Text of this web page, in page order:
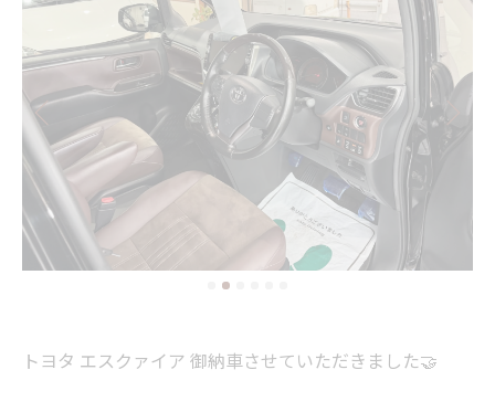
トヨタ エスクァイア 御納車させていただきました🤝